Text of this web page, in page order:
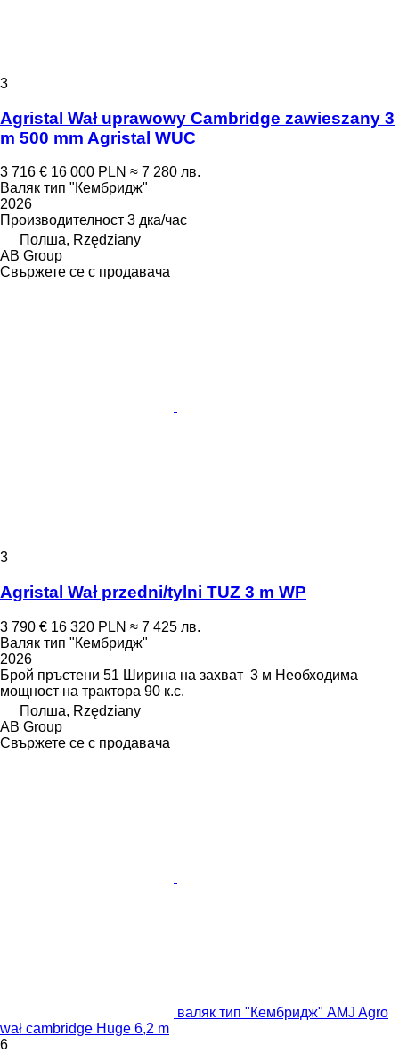
3
Agristal Wał uprawowy Cambridge zawieszany 3
m 500 mm Agristal WUC
3 716 € 16 000 PLN ≈ 7 280 лв.
Валяк тип "Кембридж"
2026
Производителност 3 дка/час
Полша, Rzędziany
AB Group
Свържете се с продавача
3
Agristal Wał przedni/tylni TUZ 3 m WP
3 790 € 16 320 PLN ≈ 7 425 лв.
Валяк тип "Кембридж"
2026
Брой пръстени 51 Ширина на захват 3 м Необходима
мощност на трактора 90 к.с.
Полша, Rzędziany
AB Group
Свържете се с продавача
валяк тип "Кембридж" AMJ Agro
wał cambridge Huge 6,2 m
6